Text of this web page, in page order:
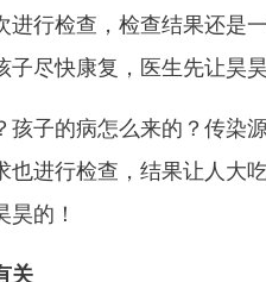
进行检查，检查结果还是
尽快康复，医生先让昊
孩子的病怎么来的？传染
进行检查，结果让人大吃
的！
关